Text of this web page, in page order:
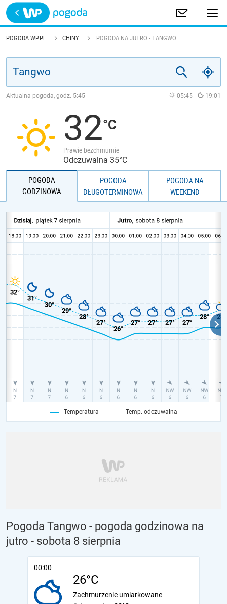
Trwa ładowanie
POLSKA
JAKOŚĆ POWIETRZA
POGODA WP.PL CHINY POGODA NA JUTRO - TANGWO
Aktualna pogoda, godz. 5:45 05:45 19:01
32
Prawie bezchmurnie
Odczuwalna 35°C
POGODA
GODZINOWA
POGODA
DŁUGOTERMINOWA
POGODA NA
WEEKEND
Temperatura Temp. odczuwalna
Pogoda Tangwo - pogoda godzinowa na
jutro - sobota 8 sierpnia
00:00
26°C
Zachmurzenie umiarkowane